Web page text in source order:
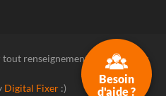
Besoin
d'aide ?
renseignement, veuillez
nous
Digital Fixer:)